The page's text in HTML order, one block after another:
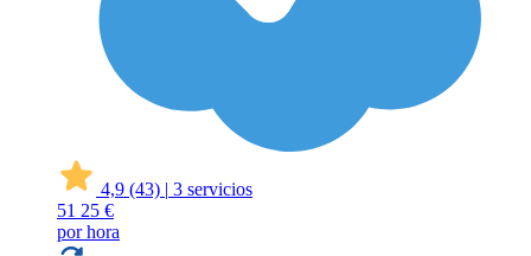
4,9 (43) | 3 servicios
51 25 €
por hora